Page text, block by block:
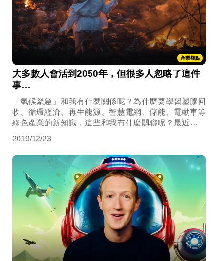
產業觀點
大多數人會活到2050年，但很多人忽略了這件
事…
「氣候緊急」和我有什麼關係呢？為什麼要學習塑膠回
收、循環經濟、再生能源、智慧電網、儲能、電動車等
綠色產業的新知識，這些和我有什麼關聯呢？最近一位
什麼關係呢？和學生有什麼關係呢？那是國家領導人才
要關注的，對我來說，除了多了一些能夠和人聊天、表
示我很關心國際政治，不只關心小確幸之外，和日常生
活能有什麼關聯啊？」
2019/12/23